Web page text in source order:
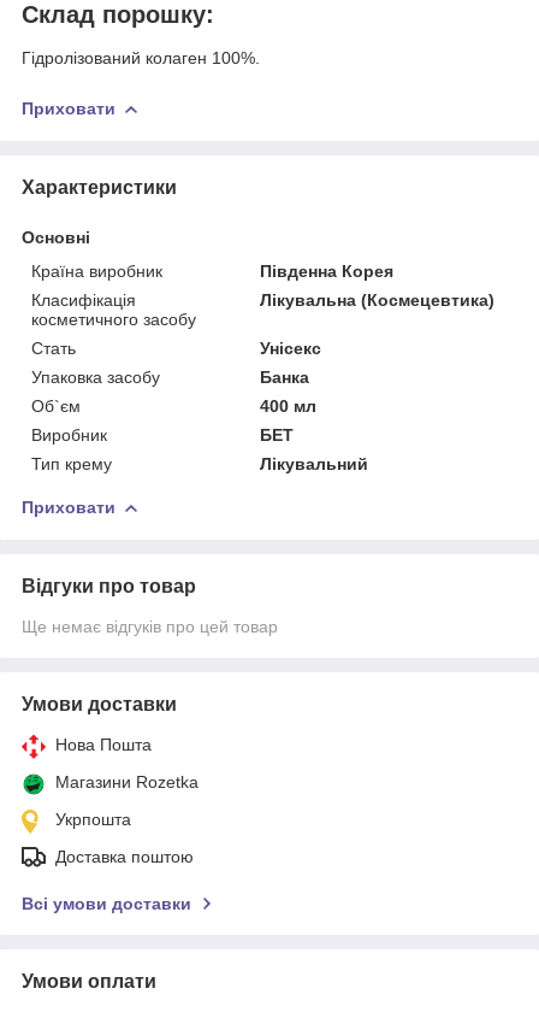
Склад порошку:
Гідролізований колаген 100%.
Приховати
Характеристики
Основні
Країна виробник
Південна Корея
Класифікація
косметичного засобу
Лікувальна (Космецевтика)
Стать
Унісекс
Упаковка засобу
Банка
Об`єм
400 мл
Виробник
БЕТ
Тип крему
Лікувальний
Приховати
Відгуки про товар
Ще немає відгуків про цей товар
Умови доставки
Нова Пошта
Магазини Rozetka
Укрпошта
Доставка поштою
Всі умови доставки
Умови оплати